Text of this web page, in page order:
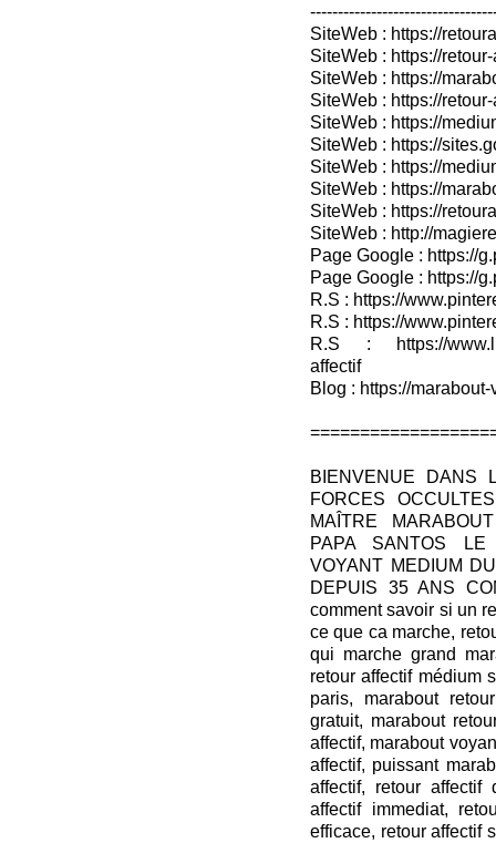
SiteWeb : https://
SiteWeb : https://
SiteWeb : https://
SiteWeb : https://
SiteWeb : https://
SiteWeb : https://
SiteWeb : https://
SiteWeb : https://
SiteWeb : https://
SiteWeb : http://
Page Google : https://
Page Google : https://
R.S : https://
R.S : https://
R.S : https://
affectif
Blog : https://
BIENVENUE DANS
FORCES
MAÎTRE
PAPA SANTOS LE
VOYANT MEDIUM
DEPUIS 35 ANS
comment savoir si un
ce que ca marche,
qui marche grand
retour affectif médium
paris, marabout
gratuit, marabout
affectif, marabout
affectif, puissant
affectif, retour
affectif immediat,
efficace, retour affectif